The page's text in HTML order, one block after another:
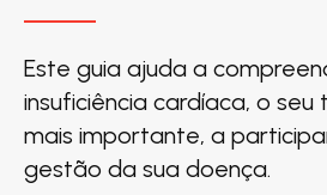
Este guia ajuda a
insuficiência cardíaca, o
mais importante, a
gestão da sua doença.